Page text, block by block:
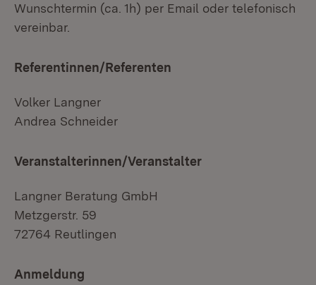
Wunschtermin (ca. 1h) per Email oder telefonisch
vereinbar.
Referentinnen/Referenten
Volker Langner
Andrea Schneider
Veranstalterinnen/Veranstalter
Langner Beratung GmbH
Metzgerstr. 59
72764 Reutlingen
Anmeldung